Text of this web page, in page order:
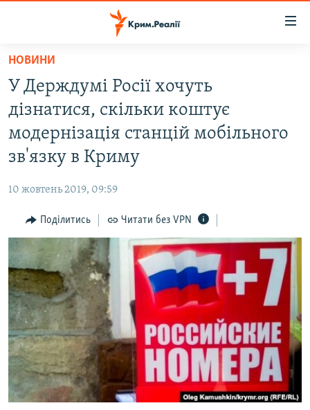
Перейти
основного
матеріалу
до
основної
Перейти
пошуку
ВОДА.КРИМ
ВІДЕО ТА ФОТО
ПОЛІТИКА
ІНТЕРВ'Ю
ВСЕ ЗА ДЕНЬ
СПЕЦПРОЕКТИ
ДЕПОРТАЦІЯ
ВІДЕОУРОКИ «ELIFBE»
СВІДЧЕННЯ ОКУПАЦІЇ
УКРАЇНСЬКА ПРОБЛЕМА КРИМУ
ІНФОГРАФІКА
ЯК ОБІЙТИ БЛОКУВАННЯ
Русский
Qırımtatar
ДОЛУЧАЙСЯ!
НОВИНИ
У Держдумі Росії хочуть
дізнатися, скільки коштує
модернізація станцій мобільного
зв'язку в Криму
10 жовтень 2019, 09:59
Поділитись Читати без VPN